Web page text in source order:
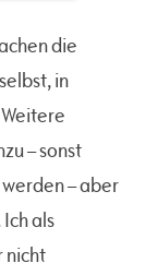
die
in
– sonst
– aber
als
nicht